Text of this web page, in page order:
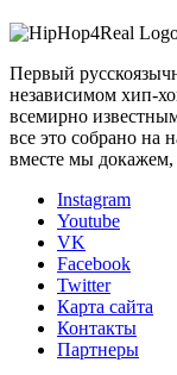
Первый
независимом хип-
всемирно
все это собрано на
вместе мы
Instagram
Youtube
VK
Facebook
Twitter
Карта сайта
Контакты
Партнеры